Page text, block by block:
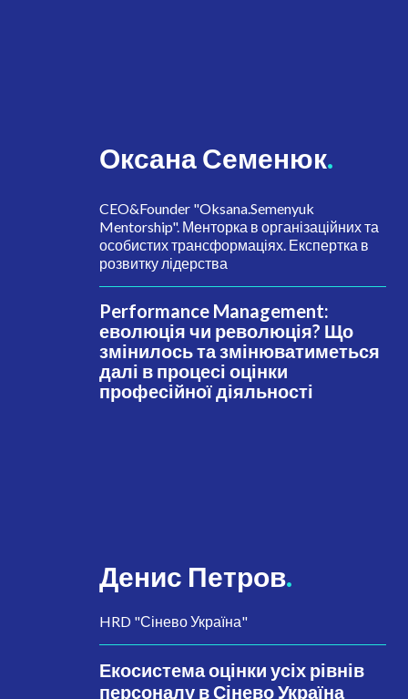
Оксана Семенюк.
CEO&Founder "Oksana.Semenyuk
Mentorship". Менторка в організаційних та
особистих трансформаціях. Експертка в
розвитку лідерства
Performance Management:
еволюція чи революція? Що
змінилось та змінюватиметься
далі в процесі оцінки
професійної діяльності
Денис Петров.
HRD "Сінево Україна"
Екосистема оцінки усіх рівнів
персоналу в Сінево Україна